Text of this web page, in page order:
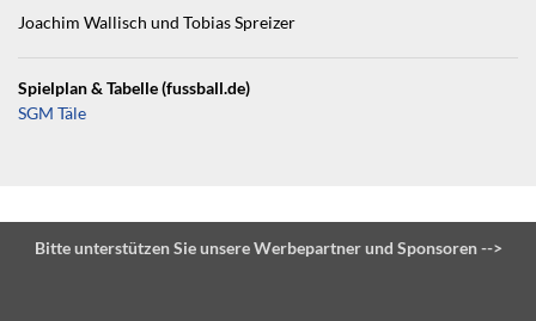
Joachim Wallisch und Tobias Spreizer
Spielplan & Tabelle (fussball.de)
SGM Täle
Bitte unterstützen Sie unsere Werbepartner und Sponsoren -->